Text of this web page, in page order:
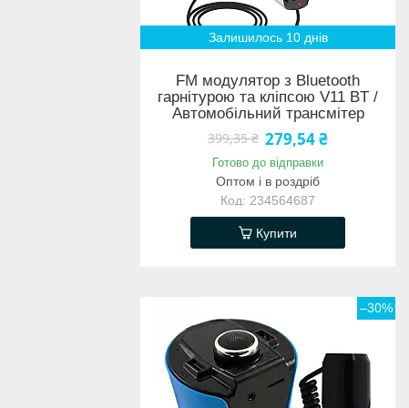
Залишилось 10 днів
FM модулятор з Bluetooth
гарнітурою та кліпсою V11 BT /
Автомобільний трансмітер
399,35 ₴ 279,54 ₴
Готово до відправки
Оптом і в роздріб
234564687
Купити
–30%